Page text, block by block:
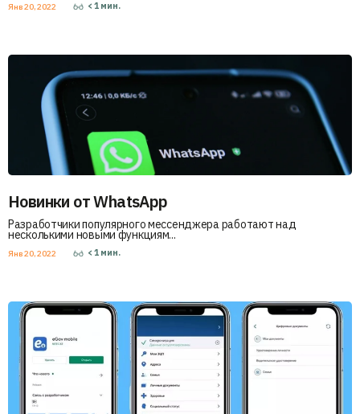
Янв 20, 2022 < 1 мин.
Новинки от WhatsApp
Разработчики популярного мессенджера работают над
несколькими новыми функциям...
Янв 20, 2022 < 1 мин.